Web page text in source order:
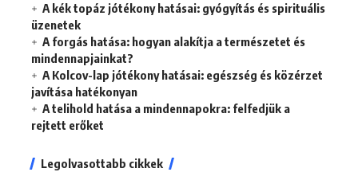
A kék topáz jótékony hatásai: gyógyítás és spirituális
üzenetek
A forgás hatása: hogyan alakítja a természetet és
mindennapjainkat?
A Kolcov-lap jótékony hatásai: egészség és közérzet
javítása hatékonyan
A telihold hatása a mindennapokra: felfedjük a
rejtett erőket
Legolvasottabb cikkek